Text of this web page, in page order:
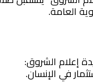
العامة.
إعلام الشروق:
في الإنسان.